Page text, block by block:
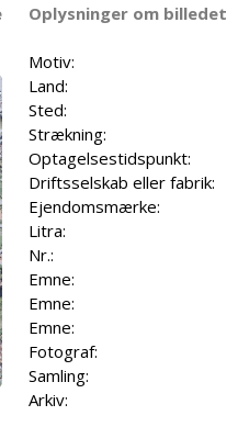
Oplysninger om billedet
Motiv:
Land:
Sted:
Strækning:
Optagelsestidspunkt:
Driftsselskab eller fabrik:
Ejendomsmærke:
Litra:
Nr.:
Emne:
Emne:
Emne:
Fotograf:
Samling:
Arkiv: